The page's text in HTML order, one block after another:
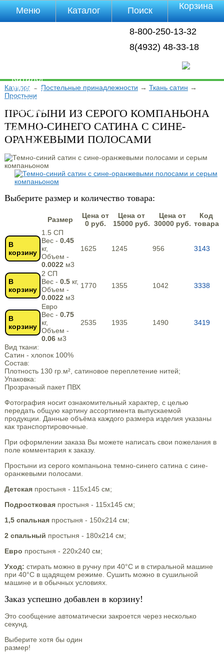
8-800-250-13-32
8(4932) 48-33-18
Каталог→ Постельные принадлежности → Ткань сатин →
Простыни
ПРОСТЫНИ ИЗ СЕРОГО КОМПАНЬОНА
ТЕМНО-СИНЕГО САТИНА С СИНЕ-
ОРАНЖЕВЫМИ ПОЛОСАМИ
Выберите размер и количество товара:
Размер
Цена от
0 руб.
Цена от
15000 руб.
Цена от
30000 руб.
Код
товара
В
корзину
1.5 СП
Вес - 0.45
кг,
Объем -
0.0022 м3
1625 1245 956 3143
В
корзину
2 СП
Вес - 0.5кг,
Объем -
0.0022 м3
1770 1355 1042 3338
В
корзину
Евро
Вес - 0.75
кг,
Объем -
0.06м3
2535 1935 1490 3419
Вид ткани:
Сатин - хлопок 100%
Состав:
Плотность 130 гр.м², сатиновое переплетение нитей;
Упаковка:
Прозрачный пакет ПВХ
Фотография носит ознакомительный характер, с целью
передать общую картину ассортимента выпускаемой
продукции. Данные объёма каждого размера изделия указаны
как транспортировочные.
При оформлении заказа Вы можете написать свои пожелания в
поле комментария к заказу.
Простыни из серого компаньона темно-синего сатина с сине-
оранжевыми полосами.
Детскаяпростыня - 115х145 см;
Подростковаяпростыня - 115х145 см;
1,5 спальнаяпростыня - 150х214 см;
2 спальный простыня - 180х214 см;
Евро простыня - 220х240 см;
Уход: стирать можно в ручну при 40°С и в стиральной машине
при 40°С в щадящем режиме. Сушить можно в сушильной
машине и в обычных условиях.
Заказ успешно добавлен в корзину!
Это сообщение автоматически закроется через несколько
секунд.
Выберите хотя бы один
размер!
Меню
Каталог
Оплата
Доставка
Полезная
инфа
Магазины
Отзывы
Каталог Поиск Корзина